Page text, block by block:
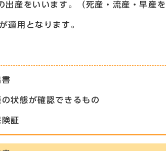
産をいいます。（死産・流産・早産を
適用となります。
状態が確認できるもの
証